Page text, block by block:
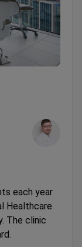
each year
Healthcare
The clinic